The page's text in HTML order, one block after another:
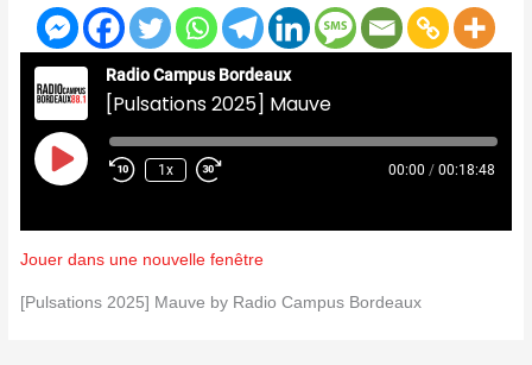
Radio Campus Bordeaux
[Pulsations 2025] Mauve
Play
Episode
1x 00:00 / 00:18:48
Jouer dans une nouvelle fenêtre
[Pulsations 2025] Mauve by Radio Campus Bordeaux